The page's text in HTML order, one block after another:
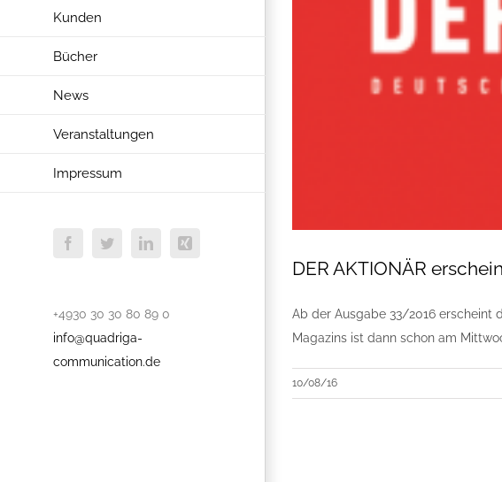
Kunden
Bücher
News
Veranstaltungen
Impressum
FacebookTwitterLinkedInXing
+4930 30 30 80 89 0
info@quadriga-
communication.de
DER AKTIONÄR
Ab der Ausgabe 33/2016 erscheint
Magazins ist dann schon am
10/08/16